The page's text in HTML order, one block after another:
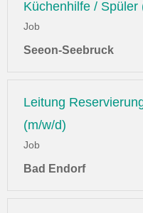
Küchenhilfe / Spüler
Job
Seeon-Seebruck
Leitung
(m/w/d)
Job
Bad Endorf